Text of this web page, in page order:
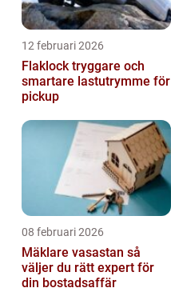
12 februari 2026
Flaklock tryggare och
smartare lastutrymme för
pickup
08 februari 2026
Mäklare vasastan så
väljer du rätt expert för
din bostadsaffär